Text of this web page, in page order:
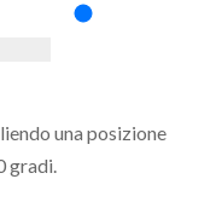
una posizione
gradi.